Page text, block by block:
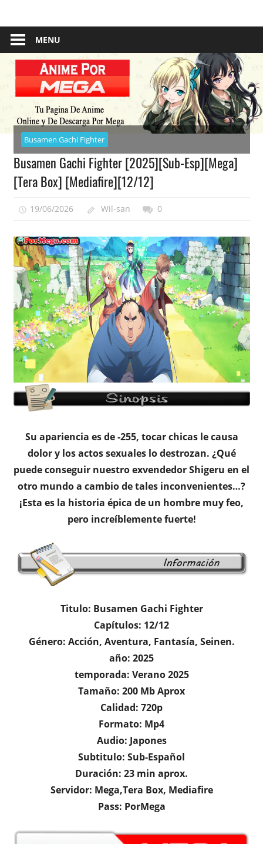
content
Anime
–
Por
Mega
Pagina
De
Descarga
Mega
MENU
Busamen Gachi Fighter
Busamen Gachi Fighter [2025][Sub-Esp][Mega]
[Tera Box] [Mediafire][12/12]
19/06/2026 Wil-san 0
Su apariencia es de -255, tocar chicas le causa
dolor y los actos sexuales lo destrozan. ¿Qué
puede conseguir nuestro exvendedor Shigeru en el
otro mundo a cambio de tales inconvenientes…?
¡Esta es la historia épica de un hombre muy feo,
pero increíblemente fuerte!
Titulo: Busamen Gachi Fighter
Capítulos: 12/12
Género: Acción, Aventura, Fantasía, Seinen.
año: 2025
temporada: Verano 2025
Tamaño: 200 Mb Aprox
Calidad: 720p
Formato: Mp4
Audio: Japones
Subtitulo: Sub-Español
Duración: 23 min aprox.
Servidor: Mega,Tera Box, Mediafire
Pass: PorMega